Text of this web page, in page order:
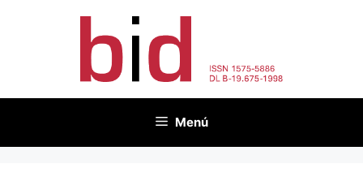
Menú